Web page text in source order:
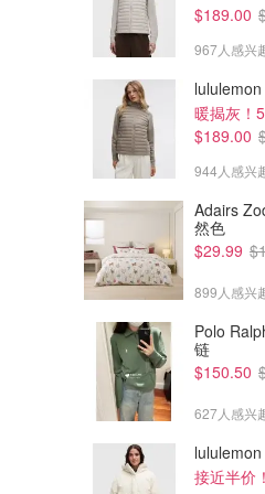
$949.00
DJI Flip无人机 4K摄像头 249g
$189.00
967人感兴
暖揭灰！
$189.00
944人感兴
Adairs
然色
$29.99
899人感兴
Polo Ralph
链
$150.50
627人感兴
接近半价